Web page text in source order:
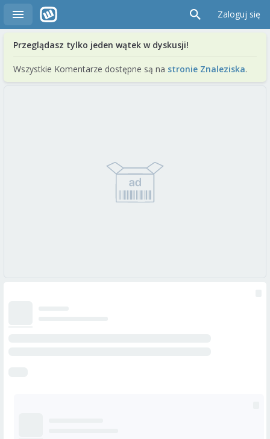
Zaloguj się
Przeglądasz tylko jeden wątek w dyskusji!
Wszystkie Komentarze dostępne są na stronie Znaleziska.